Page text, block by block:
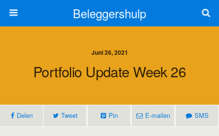
Beleggershulp
Juni 26, 2021
Portfolio Update Week 26
Delen Tweet Pin E-mailen SMS